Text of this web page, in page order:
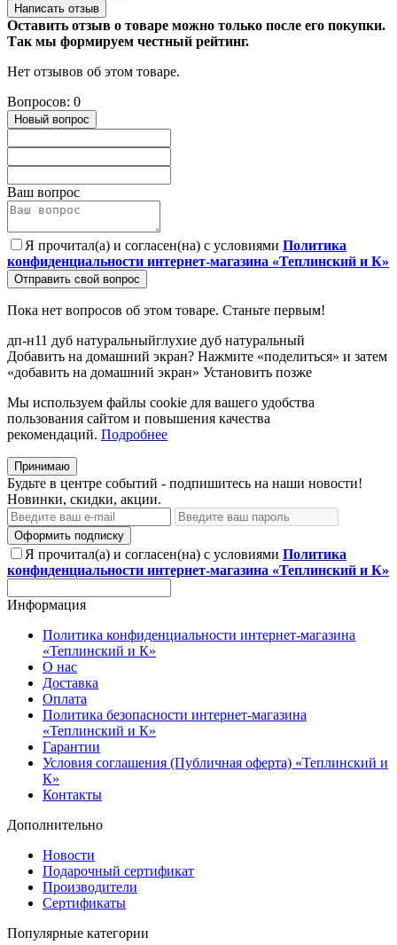
Написать отзыв
Оставить отзыв о товаре можно только после его покупки.
Так мы формируем честный рейтинг.
Нет отзывов об этом товаре.
Вопросов: 0
Новый вопрос
Ваш вопрос
Я прочитал(а) и согласен(на) с условиями Политика
конфиденциальности интернет-магазина «Теплинский и К»
Отправить свой вопрос
Пока нет вопросов об этом товаре. Станьте первым!
дп-н11 дуб натуральныйглухие дуб натуральный
Добавить на домашний экран? Нажмите «поделиться» и затем
«добавить на домашний экран» Установить позже
Мы используем файлы cookie для вашего удобства
пользования сайтом и повышения качества
рекомендаций. Подробнее
Принимаю
Будьте в центре событий - подпишитесь на наши новости!
Новинки, скидки, акции.
Оформить подписку
Я прочитал(а) и согласен(на) с условиями Политика
конфиденциальности интернет-магазина «Теплинский и К»
Информация
Политика конфиденциальности интернет-магазина
«Теплинский и К»
О нас
Доставка
Оплата
Политика безопасности интернет-магазина
«Теплинский и К»
Гарантии
Условия соглашения (Публичная оферта) «Теплинский и
К»
Контакты
Дополнительно
Новости
Подарочный сертификат
Производители
Сертификаты
Популярные категории